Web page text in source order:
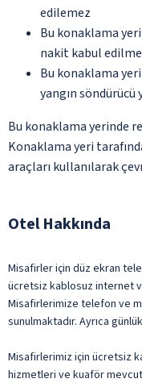
edilemez
Bu konaklama
nakit kabul
Bu konaklama
yangın söndürücü
Bu konaklama yerinde
Konaklama yeri
araçları kullanılarak
Otel Hakkında
Misafirler için düz ekran
ücretsiz kablosuz internet
Misafirlerimize telefon ve
sunulmaktadır. Ayrıca
Misafirlerimiz için ücretsiz
hizmetleri ve kuaför